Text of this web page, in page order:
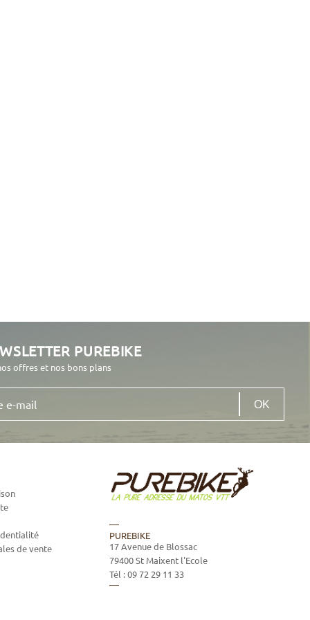
PUREBIKE
offres et nos bons plans
de vente
PUREBIKE
17 Avenue de Blossac
79400St Maixent l'Ecole
Tél :09 72 29 11 33